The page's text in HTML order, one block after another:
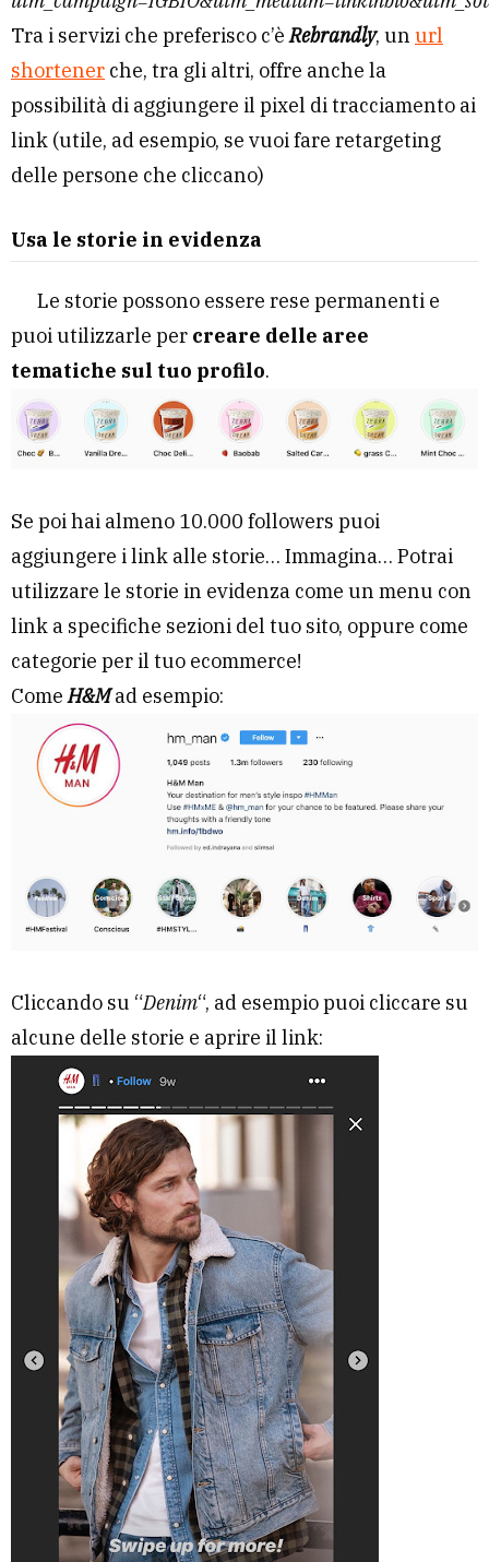
Tra i servizi che preferisco c’èRebrandly, un url
shortener che, tra gli altri, offre anche la
possibilità di aggiungere il pixel di tracciamento ai
link (utile, ad esempio, se vuoi fare retargeting
delle persone che cliccano)
Usa le storie in evidenza
Le storie possono essere rese permanenti e
puoi utilizzarle per creare delle aree
tematiche sul tuo profilo.
Se poi hai almeno 10.000 followers puoi
aggiungere i link alle storie… Immagina… Potrai
utilizzare le storie in evidenza come un menu con
link a specifiche sezioni del tuo sito, oppure come
categorie per il tuo ecommerce!
ComeH&Mad esempio:
Cliccando su “Denim“, ad esempio puoi cliccare su
alcune delle storie e aprire il link: